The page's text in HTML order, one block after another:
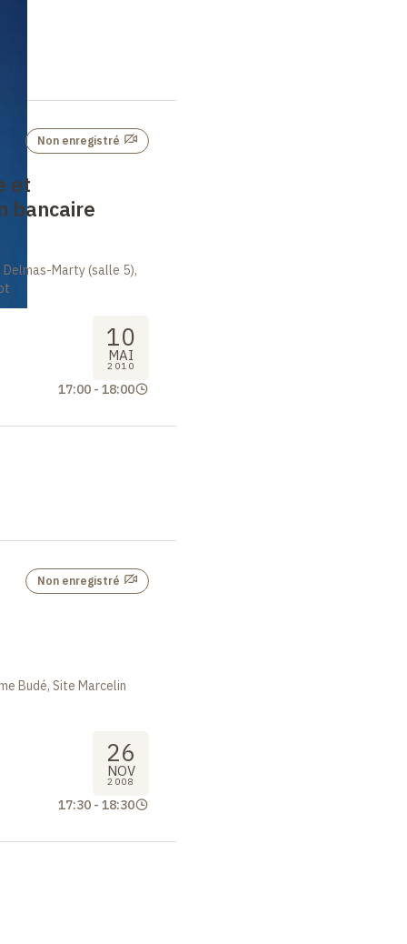
et
bancaire
Non enregistré
Marty (salle 5),
10
MAI
2010
17:00 - 18:00
Non enregistré
Budé, Site Marcelin
26
NOV
2008
17:30 - 18:30